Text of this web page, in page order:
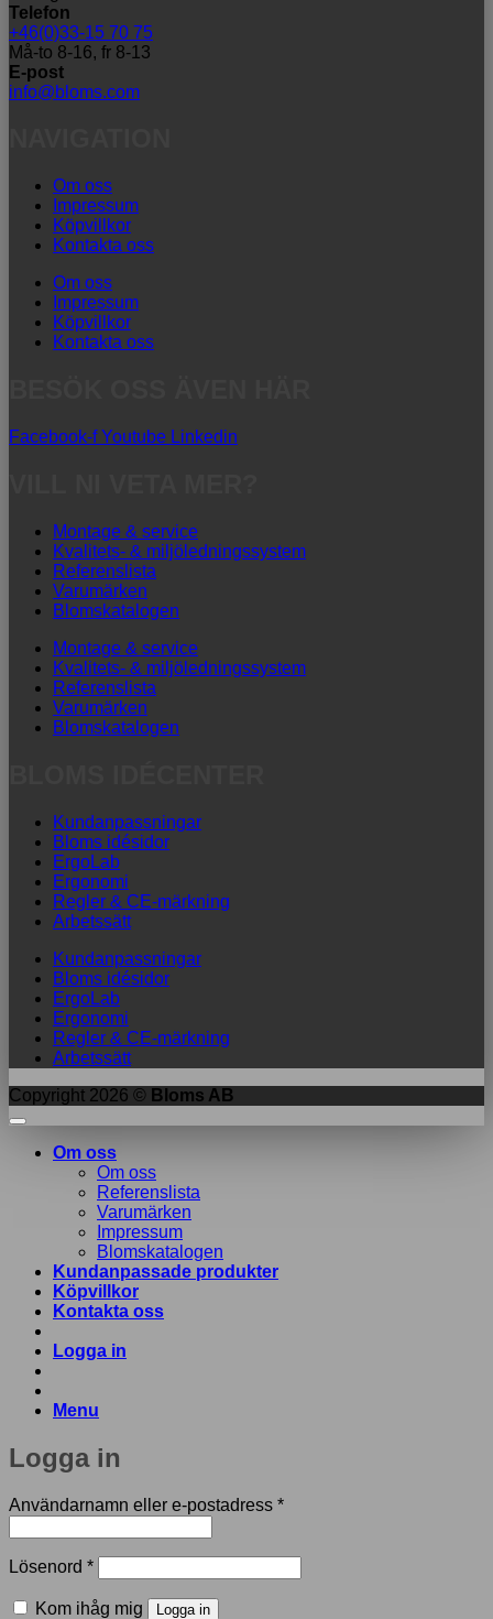
Telefon
+46(0)33-15 70 75
Må-to 8-16, fr 8-13
E-post
info@bloms.com
Om oss
Impressum
Köpvillkor
Kontakta oss
Om oss
Impressum
Köpvillkor
Kontakta oss
Facebook-f Youtube Linkedin
Montage & service
Kvalitets- & miljöledningssystem
Referenslista
Varumärken
Blomskatalogen
Montage & service
Kvalitets- & miljöledningssystem
Referenslista
Varumärken
Blomskatalogen
Kundanpassningar
Bloms idésidor
ErgoLab
Ergonomi
Regler & CE-märkning
Arbetssätt
Kundanpassningar
Bloms idésidor
ErgoLab
Ergonomi
Regler & CE-märkning
Arbetssätt
Copyright 2026 © Bloms AB
Om oss
Om oss
Referenslista
Varumärken
Impressum
Blomskatalogen
Kundanpassade produkter
Köpvillkor
Kontakta oss
Logga in
Menu
Logga in
Användarnamn eller e-postadress *Obligatoriskt
Lösenord *Obligatoriskt
Kom ihåg mig Logga in